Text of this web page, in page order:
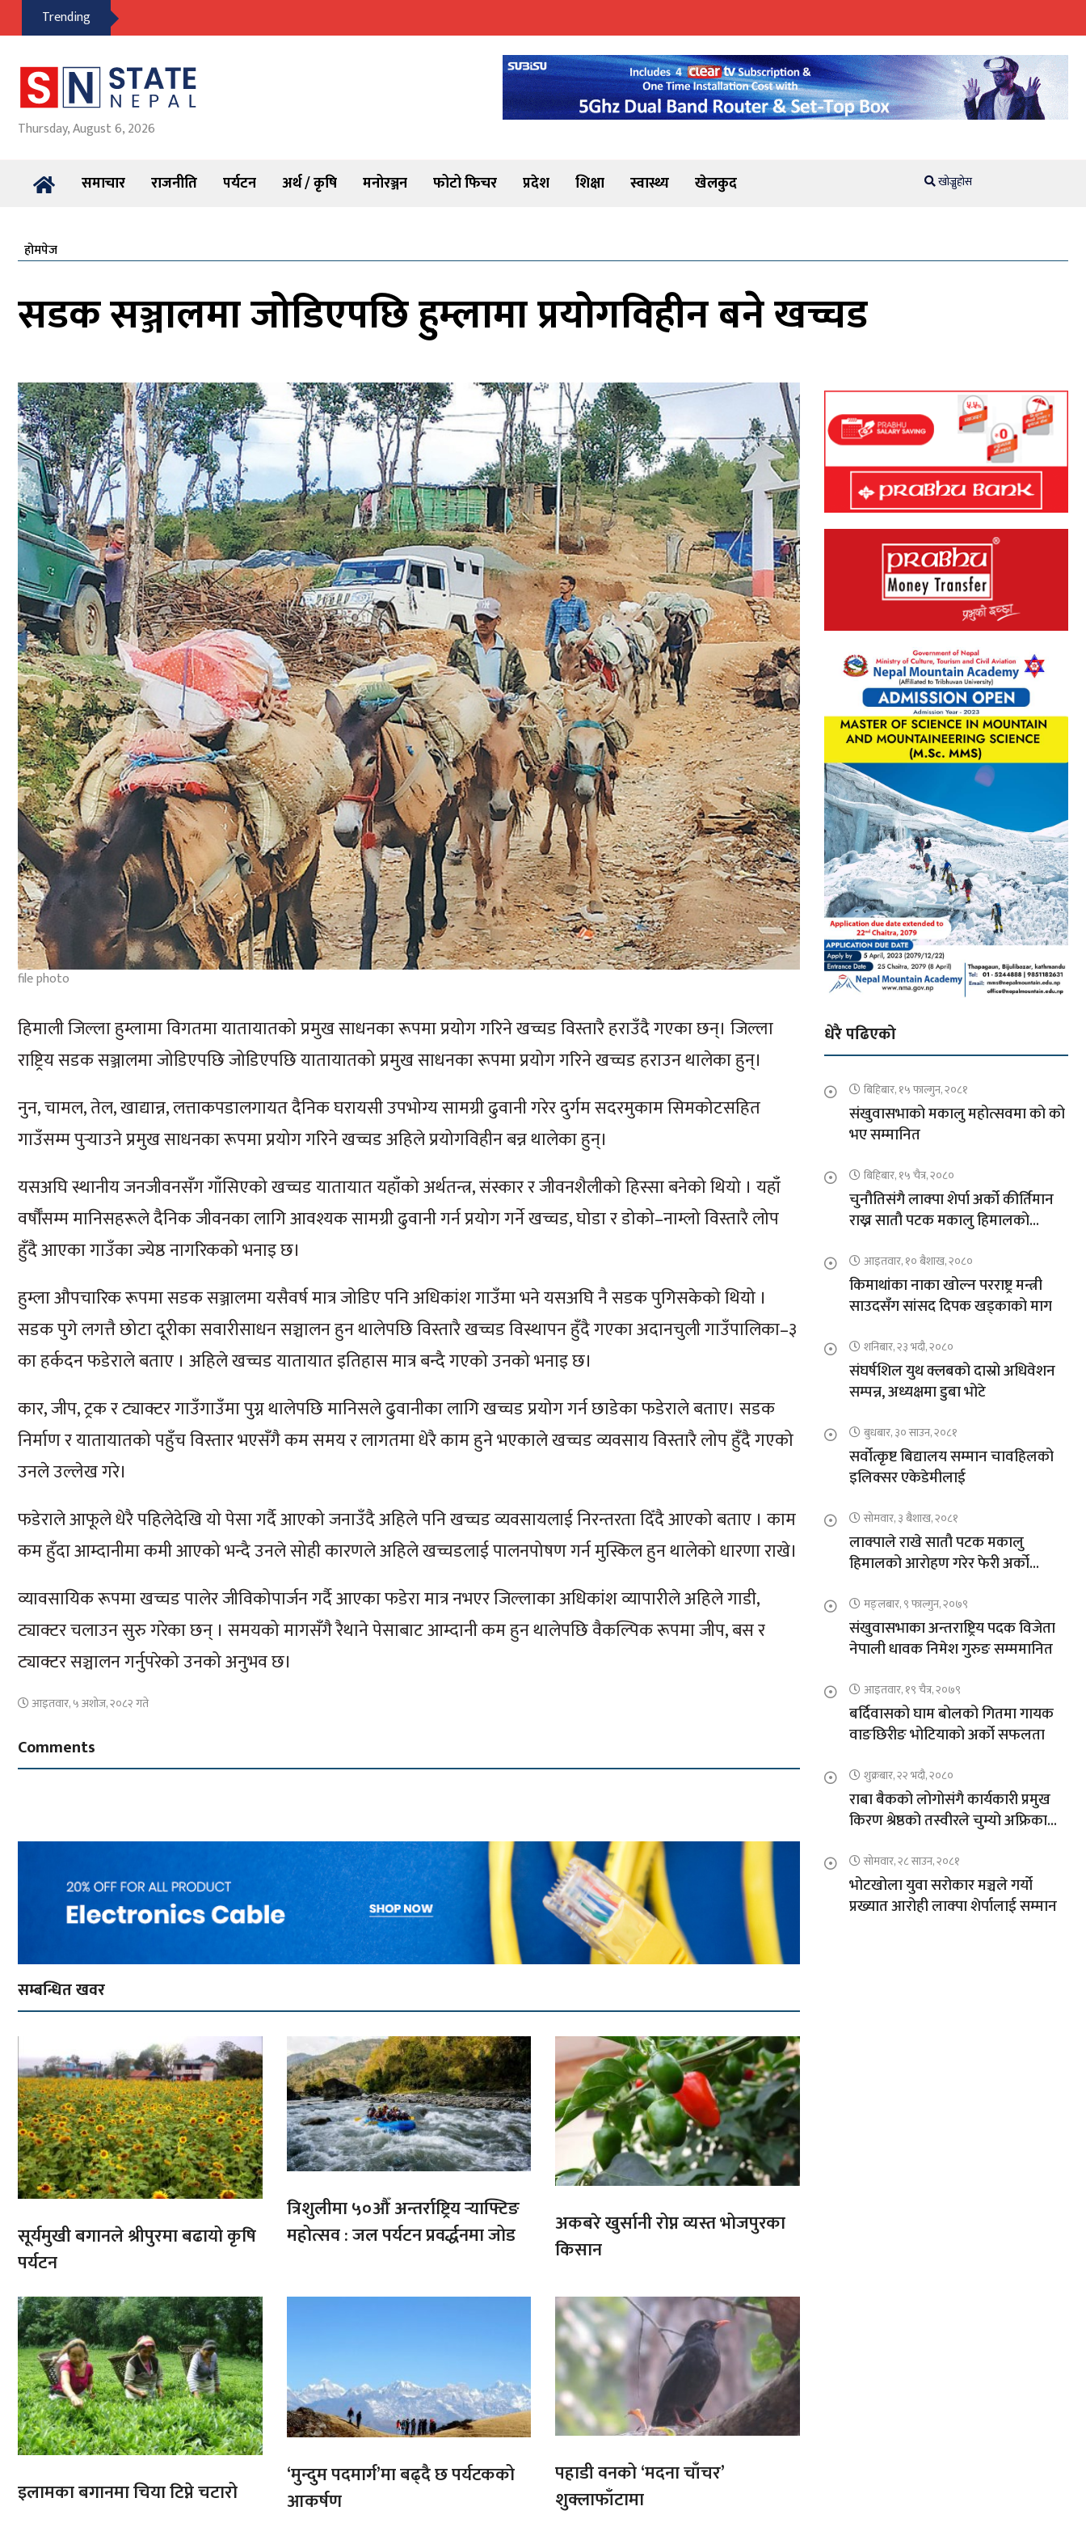
Trending
Thursday, August 6, 2026
समाचार राजनीति पर्यटन अर्थ / कृषि मनोरञ्जन फोटो फिचर प्रदेश शिक्षा स्वास्थ्य खेलकुद खोज्नुहोस
होमपेज
सडक सञ्जालमा जोडिएपछि हुम्लामा प्रयोगविहीन बने खच्चड
file photo
हिमाली जिल्ला हुम्लामा विगतमा यातायातको प्रमुख साधनका रूपमा प्रयोग गरिने खच्चड विस्तारै हराउँदै गएका छन्। जिल्ला
राष्ट्रिय सडक सञ्जालमा जोडिएपछि जोडिएपछि यातायातको प्रमुख साधनका रूपमा प्रयोग गरिने खच्चड हराउन थालेका हुन्।
नुन, चामल, तेल, खाद्यान्न, लत्ताकपडालगायत दैनिक घरायसी उपभोग्य सामग्री ढुवानी गरेर दुर्गम सदरमुकाम सिमकोटसहित
गाउँसम्म पुर्‍याउने प्रमुख साधनका रूपमा प्रयोग गरिने खच्चड अहिले प्रयोगविहीन बन्न थालेका हुन्।
यसअघि स्थानीय जनजीवनसँग गाँसिएको खच्चड यातायात यहाँको अर्थतन्त्र, संस्कार र जीवनशैलीको हिस्सा बनेको थियो । यहाँ
वर्षौँसम्म मानिसहरूले दैनिक जीवनका लागि आवश्यक सामग्री ढुवानी गर्न प्रयोग गर्ने खच्चड, घोडा र डोको–नाम्लो विस्तारै लोप
हुँदै आएका गाउँका ज्येष्ठ नागरिकको भनाइ छ।
हुम्ला औपचारिक रूपमा सडक सञ्जालमा यसैवर्ष मात्र जोडिए पनि अधिकांश गाउँमा भने यसअघि नै सडक पुगिसकेको थियो ।
सडक पुगे लगत्तै छोटा दूरीका सवारीसाधन सञ्चालन हुन थालेपछि विस्तारै खच्चड विस्थापन हुँदै गएका अदानचुली गाउँपालिका–३
का हर्कदन फडेराले बताए । अहिले खच्चड यातायात इतिहास मात्र बन्दै गएको उनको भनाइ छ।
कार, जीप, ट्रक र ट्याक्टर गाउँगाउँमा पुग्न थालेपछि मानिसले ढुवानीका लागि खच्चड प्रयोग गर्न छाडेका फडेराले बताए। सडक
निर्माण र यातायातको पहुँच विस्तार भएसँगै कम समय र लागतमा धेरै काम हुने भएकाले खच्चड व्यवसाय विस्तारै लोप हुँदै गएको
उनले उल्लेख गरे।
फडेराले आफूले धेरै पहिलेदेखि यो पेसा गर्दै आएको जनाउँदै अहिले पनि खच्चड व्यवसायलाई निरन्तरता दिँदै आएको बताए । काम
कम हुँदा आम्दानीमा कमी आएको भन्दै उनले सोही कारणले अहिले खच्चडलाई पालनपोषण गर्न मुस्किल हुन थालेको धारणा राखे।
व्यावसायिक रूपमा खच्चड पालेर जीविकोपार्जन गर्दै आएका फडेरा मात्र नभएर जिल्लाका अधिकांश व्यापारीले अहिले गाडी,
ट्याक्टर चलाउन सुरु गरेका छन् । समयको मागसँगै रैथाने पेसाबाट आम्दानी कम हुन थालेपछि वैकल्पिक रूपमा जीप, बस र
ट्याक्टर सञ्चालन गर्नुपरेको उनको अनुभव छ।
आइतवार, ५ अशोज, २०८२ गते
Comments
सम्बन्धित खवर
सूर्यमुखी बगानले श्रीपुरमा बढायो कृषि
पर्यटन
त्रिशुलीमा ५०औँ अन्तर्राष्ट्रिय र्‍याफ्टिङ
महोत्सव : जल पर्यटन प्रवर्द्धनमा जोड
अकबरे खुर्सानी रोप्न व्यस्त भोजपुरका
किसान
इलामका बगानमा चिया टिप्ने चटारो
‘मुन्दुम पदमार्ग’मा बढ्दै छ पर्यटकको
आकर्षण
पहाडी वनको ‘मदना चाँचर’
शुक्लाफाँटामा
धेरै पढिएको
बिहिबार, १५ फाल्गुन, २०८१
संखुवासभाको मकालु महोत्सवमा को को
भए सम्मानित
बिहिबार, १५ चैत्र, २०८०
चुनौतिसंगै लाक्पा शेर्पा अर्को कीर्तिमान
राख्न सातौ पटक मकालु हिमालको
आइतवार, १० बैशाख, २०८०
किमाथांका नाका खोल्न परराष्ट्र मन्त्री
साउदसँग सांसद दिपक खड्काको माग
शनिबार, २३ भदौ, २०८०
संघर्षशिल युथ क्लबको दास्रो अधिवेशन
सम्पन्न, अध्यक्षमा डुबा भोटे
बुधबार, ३० साउन, २०८१
सर्वोत्कृष्ट बिद्यालय सम्मान चावहिलको
इलिक्सर एकेडेमीलाई
सोमवार, ३ बैशाख, २०८१
लाक्पाले राखे सातौ पटक मकालु
हिमालको आरोहण गरेर फेरी अर्को
मङ्लबार, ९ फाल्गुन, २०७९
संखुवासभाका अन्तराष्ट्रिय पदक विजेता
नेपाली धावक निमेश गुरुङ सम्ममानित
आइतवार, १९ चैत्र, २०७९
बर्दिवासको घाम बोलको गितमा गायक
वाङछिरीङ भोटियाको अर्को सफलता
शुक्रबार, २२ भदौ, २०८०
राबा बैकको लोगोसंगै कार्यकारी प्रमुख
किरण श्रेष्ठको तस्वीरले चुम्यो अफ्रिकाको
सोमवार, २८ साउन, २०८१
भोटखोला युवा सरोकार मञ्चले गर्यो
प्रख्यात आरोही लाक्पा शेर्पालाई सम्मान